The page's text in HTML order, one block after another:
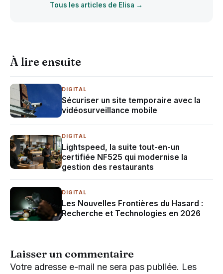
Tous les articles de Elisa →
À lire ensuite
DIGITAL
Sécuriser un site temporaire avec la
vidéosurveillance mobile
DIGITAL
Lightspeed, la suite tout-en-un
certifiée NF525 qui modernise la
gestion des restaurants
DIGITAL
Les Nouvelles Frontières du Hasard :
Recherche et Technologies en 2026
Laisser un commentaire
Votre adresse e-mail ne sera pas publiée. Les